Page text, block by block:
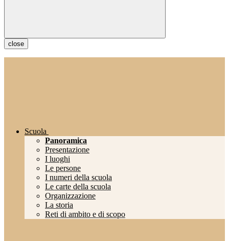
close
Scuola
Panoramica
Presentazione
I luoghi
Le persone
I numeri della scuola
Le carte della scuola
Organizzazione
La storia
Reti di ambito e di scopo